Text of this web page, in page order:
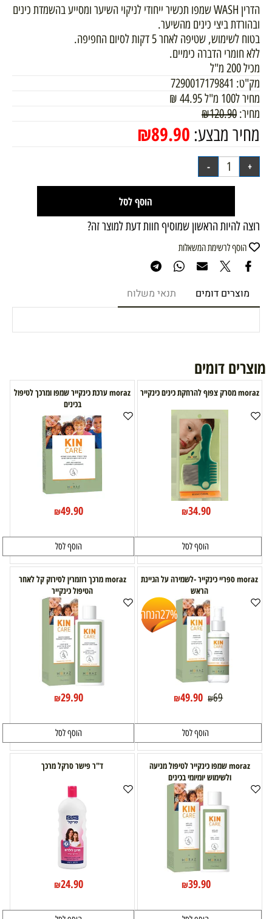
הדרין WASH שמפו תכשיר ייחודי לניקוי השיער ומסייע בהשמדת כינים
ובהורדת ביצי כינים מהשיער.
בטוח לשימוש, שטיפה לאחר 5 דקות לסיום החפיפה.
ללא חומרי הדברה כימיים.
מכיל 200 מ"ל
מק"ט: 7290017179841
מחיר ל100 מ"ל
44.95
₪
מחיר:
₪120.90
מחיר מבצע: ₪89.90
הוסף לסל
רוצה להיות הראשון שמוסיף חוות דעת למוצר זה?
הוסף לרשימת המשאלות
מוצרים דומים תנאי משלוח
מוצרים דומים
moraz מסרק צפוף להרחקת כינים כינקייר
₪34.90
הוסף לסל
moraz ערכת כינקייר שמפו ומרכך לטיפול
בכינים
₪49.90
הוסף לסל
moraz ספריי כינקייר -לשמירה על הגיינת
הראש
27%הנחה
₪69
₪49.90
הוסף לסל
moraz מרכך רוזמרין לסירוק קל לאחר
הטיפול כינקייר
₪29.90
הוסף לסל
moraz שמפו כינקייר לטיפול מניעה
ולשימוש יומיומי בכינים
₪39.90
ד"ר פישר סרקל מרכך
₪24.90